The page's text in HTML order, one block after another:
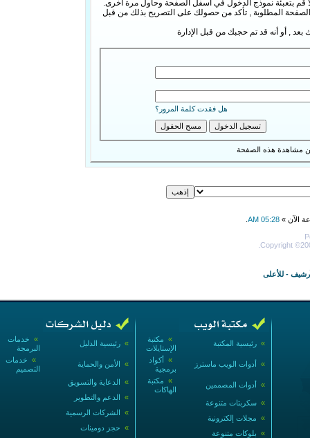
قم بتعبئة نموذج الدخول في أسفل الصفحة وحاول مرة أخرى.
الصفحة المطلوبة , تأكد من حصولك على التصريح بذلك من قبل
بعد , أو أنه قد تم حجبك من قبل الإدارة
هل فقدت كلمة المرور؟
مشاهدة هذه الصفحة
الآن » 05:28 AM
Copyright
- للأعلى
» خدمات
البرمجة
» رئيسية الدليل
» خدمات
التصميم
» الأمن والحماية
» الدعاية والتسويق
» الدعم والتطوير
» الشركات الرسمية
» حجز دومينات
» مكتبة
الإستايلات
» رئيسية المكتبة
» أكواد
برمجية
» أدوات الويب ماسترز
» مكتبة
الهاكات
» أدوات المصممين
» سكربتات متنوعة
» مجلات إلكترونية
» بلوكات متنوعة